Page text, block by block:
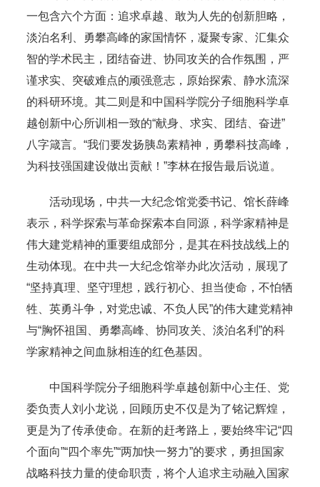
一包含六个方面：追求卓越、敢为人先的创新胆略，
淡泊名利、勇攀高峰的家国情怀，凝聚专家、汇集众
智的学术民主，团结奋进、协同攻关的合作氛围，严
谨求实、突破难点的顽强意志，原始探索、静水流深
的科研环境。其二则是和中国科学院分子细胞科学卓
越创新中心所训相一致的“献身、求实、团结、奋进”
八字箴言。“我们要发扬胰岛素精神，勇攀科技高峰，
为科技强国建设做出贡献！”李林在报告最后说道。
活动现场，中共一大纪念馆党委书记、馆长薛峰
表示，科学探索与革命探索本自同源，科学家精神是
伟大建党精神的重要组成部分，是其在科技战线上的
生动体现。在中共一大纪念馆举办此次活动，展现了
“坚持真理、坚守理想，践行初心、担当使命，不怕牺
牲、英勇斗争，对党忠诚、不负人民”的伟大建党精神
与“胸怀祖国、勇攀高峰、协同攻关、淡泊名利”的科
学家精神之间血脉相连的红色基因。
中国科学院分子细胞科学卓越创新中心主任、党
委负责人刘小龙说，回顾历史不仅是为了铭记辉煌，
更是为了传承使命。在新的赶考路上，要始终牢记“四
个面向”“四个率先”“两加快一努力”的要求，勇担国家
战略科技力量的使命职责，将个人追求主动融入国家